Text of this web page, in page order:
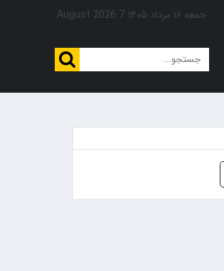
جمعه ۱۶ مرداد ۱۴۰۵ 7 August 2026